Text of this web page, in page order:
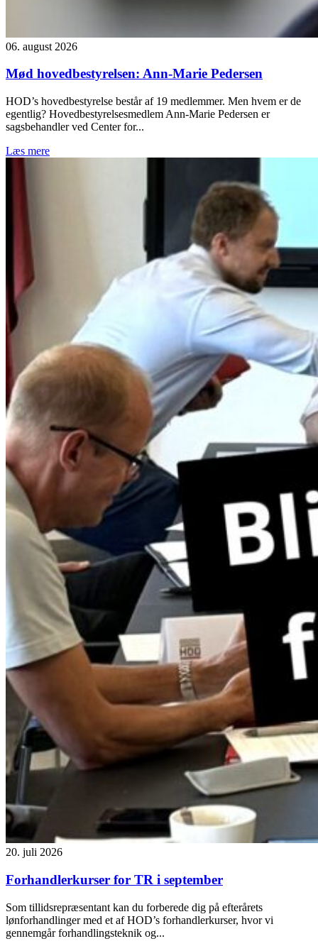
06. august 2026
Mød hovedbestyrelsen: Ann-Marie Pedersen
HOD’s hovedbestyrelse består af 19 medlemmer. Men hvem er de
egentlig? Hovedbestyrelsesmedlem Ann-Marie Pedersen er
sagsbehandler ved Center for...
Læs mere
20. juli 2026
Forhandlerkurser for TR i september
Som tillidsrepræsentant kan du forberede dig på efterårets
lønforhandlinger med et af HOD’s forhandlerkurser, hvor vi
gennemgår forhandlingsteknik og...